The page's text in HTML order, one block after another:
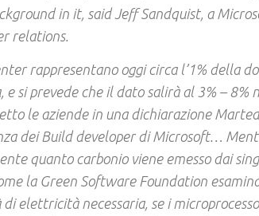
in it, said Jeff Sandquist, a
relations.
rappresentano oggi circa l’1% della
e si prevede che il dato salirà al 3% – 8%
le aziende in una dichiarazione
dei Build developer di Microsoft…
quanto carbonio viene emesso dai
la Green Software Foundation
elettricità necessaria, se i